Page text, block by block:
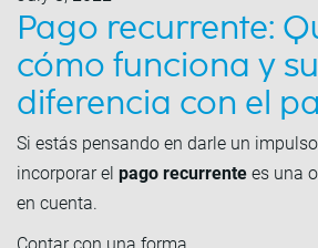
Pago recurrente:
cómo funciona y su
diferencia con el
Si estás pensando en darle un
incorporar el pago recurrente es una
en cuenta.